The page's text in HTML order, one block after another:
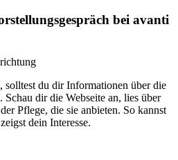
bei avanti
du dir Informationen über die
dir die Webseite an, lies über
Pflege, die sie anbieten. So kannst
dein Interesse.